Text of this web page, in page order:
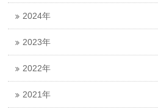
2024年
2023年
2022年
2021年